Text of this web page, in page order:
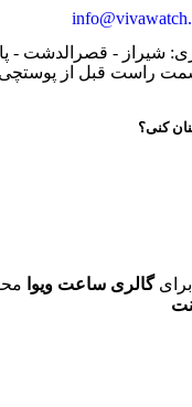
شیراز - قصرالدشت -
راست قبل از پوستچی -
کنی؟
گالری ساعت ویوا